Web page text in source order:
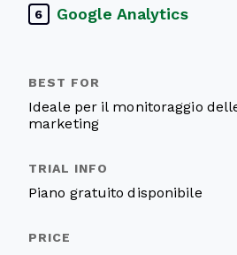
6 Google Analytics
Ideale per il monitoraggio
marketing
Piano gratuito disponibile